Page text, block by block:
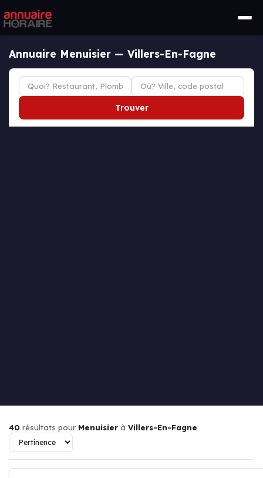
Annuaire Menuisier — Villers-En-Fagne
Trouver
40 résultats pour Menuisier à Villers-En-Fagne